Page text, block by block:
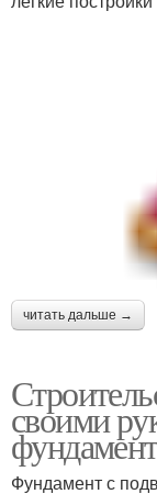
читать дальше →
своими
Фундамент с